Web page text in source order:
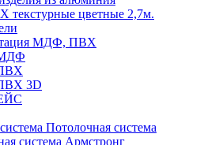
текстурные цветные 2,7м.
МДФ, ПВХ
3D
Потолочная система
система Армстронг